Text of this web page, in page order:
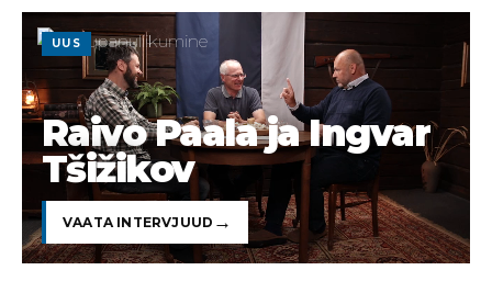
UUS
Raivo Paala ja Ingvar
Tšižikov
VAATA INTERVJUUD